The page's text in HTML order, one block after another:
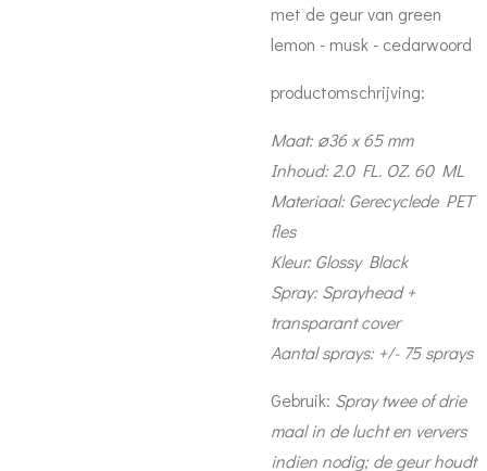
met de geur van green
lemon - musk - cedarwoord
productomschrijving:
Maat: ⌀36 x 65 mm
Inhoud: 2.0 FL. OZ. 60 ML
Materiaal: Gerecyclede PET
fles
Kleur: Glossy Black
Spray: Sprayhead +
transparant cover
Aantal sprays: +/- 75 sprays
Gebruik: Spray twee of drie
maal in de lucht en ververs
indien nodig; de geur houdt